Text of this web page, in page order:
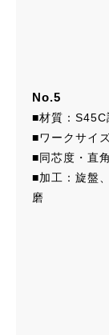
No.5
■材質：S45C
■ワークサイ
■同芯度・直
■加工：旋盤
磨